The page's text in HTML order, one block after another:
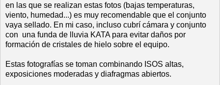
en las que se realizan estas fotos (bajas temperaturas,
viento, humedad...) es muy recomendable que el conjunto
vaya sellado. En mi caso, incluso cubrí cámara y conjunto
con una funda de lluvia KATA para evitar daños por
formación de cristales de hielo sobre el equipo.
Estas fotografías se toman combinando ISOS altas,
exposiciones moderadas y diafragmas abiertos.